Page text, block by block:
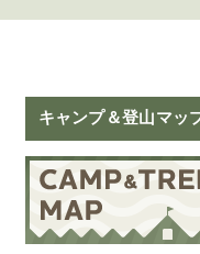
キャンプ＆登山マッ